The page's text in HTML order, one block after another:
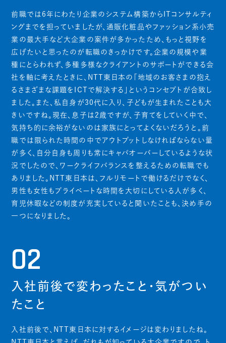
前職では6年にわたり企業のシステム構築からITコンサルティ
ングまでを担っていましたが、通販化粧品やファッション系小売
業の最大手など大企業の案件が多かったため、もっと視野を
広げたいと思ったのが転職のきっかけです。企業の規模や業
種にとらわれず、多種多様なクライアントのサポートができる会
社を軸に考えたときに、NTT東日本の「地域のお客さまの抱え
るさまざまな課題をICTで解決する」というコンセプトが合致し
ました。また、私自身が30代に入り、子どもが生まれたことも大
きいですね。現在、息子は2歳ですが、子育てをしていく中で、
気持ち的に余裕がないのは家族にとってよくないだろうと。前
職では限られた時間の中でアウトプットしなければならない量
が多く、自分自身も周りも常にキャパオーバーしているような状
況でしたので、ワークライフバランスを整えるための転職でも
ありました。NTT東日本は、フルリモートで働けるだけでなく、
男性も女性もプライベートな時間を大切にしている人が多く、
育児休暇などの制度が充実していると聞いたことも、決め手の
一つになりました。
02
入社前後で変わったこと・気がつい
たこと
入社前後で、NTT東日本に対するイメージは変わりましたね。